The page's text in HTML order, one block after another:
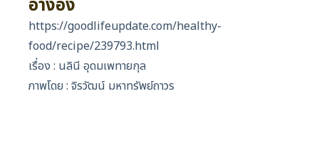
อ้างอิง
https://goodlifeupdate.com/healthy-
food/recipe/239793.html
เรื่อง : นลินี อุดมเพทายกุล
ภาพโดย : จิรวัฒน์ มหาทรัพย์ถาวร